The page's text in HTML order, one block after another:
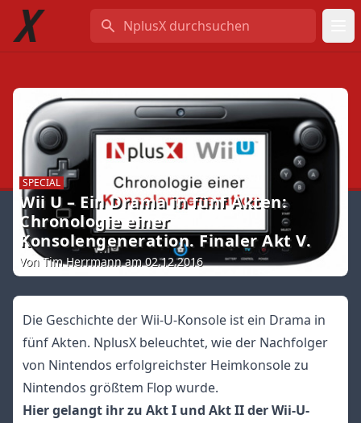
NplusX durchsuchen
SPECIAL
Wii U – Ein Drama in fünf Akten:
Chronologie einer
Konsolengeneration. Finaler Akt V.
Von Tim Herrmann am 02.12.2016
Die Geschichte der Wii-U-Konsole ist ein Drama in
fünf Akten. NplusX beleuchtet, wie der Nachfolger
von Nintendos erfolgreichster Heimkonsole zu
Nintendos größtem Flop wurde.
Hier gelangt ihr zu Akt I und Akt II der Wii-U-